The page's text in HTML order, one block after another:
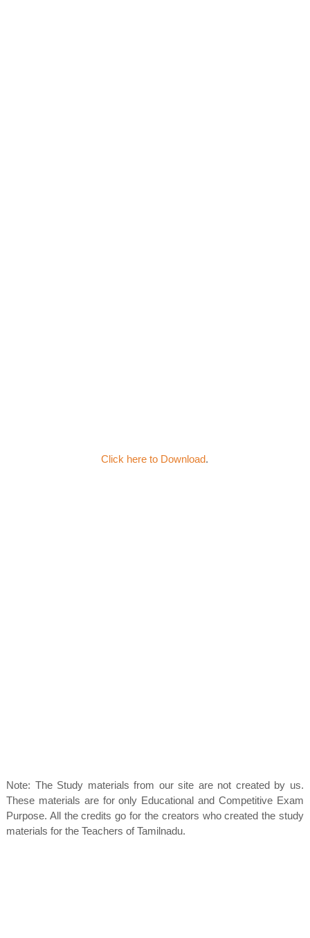
Click here to Download.
Note: The Study materials from our site are not created by us.
These materials are for only Educational and Competitive Exam
Purpose. All the credits go for the creators who created the study
materials for the Teachers of Tamilnadu.